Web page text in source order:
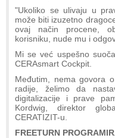
"Ukoliko se ulivaju u
može biti izuzetno
ovaj način procene,
korisniku, nude mu i
Mi se već uspešno
CERAsmart Cockpit.
Međutim, nema govora
radije, želimo da
digitalizacije i prave
Kordwig, direktor
CERATIZIT-u.
FREETURN